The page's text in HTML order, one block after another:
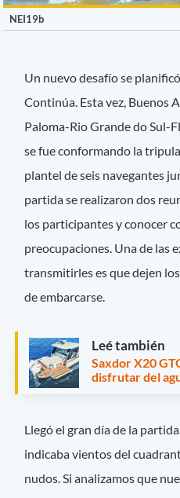
NEI19b
Un nuevo desafío se
Continúa. Esta vez, Buenos
Paloma-Rio Grande do Sul-
se fue conformando la
plantel de seis navegantes
partida se realizaron dos
los participantes y conocer
preocupaciones. Una de las
transmitirles es que dejen
de embarcarse.
Leé también
Saxdor X20
disfrutar del
Llegó el gran día de la
indicaba vientos del
nudos. Si analizamos que